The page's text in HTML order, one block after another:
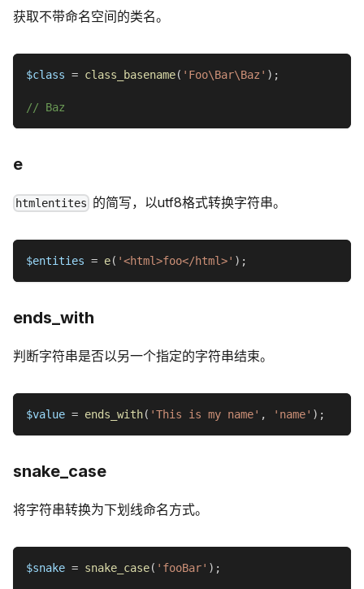
获取不带命名空间的类名。
$class = class_basename( 'Foo\Bar\Baz' ) ;
// Baz
e
htmlentites 的简写，以utf8格式转换字符串。
$entities = e( '<html>foo</html>' ) ;
ends_with
判断字符串是否以另一个指定的字符串结束。
$value = ends_with( 'This is my name' , 'name' ) ;
snake_case
将字符串转换为下划线命名方式。
$snake = snake_case( 'fooBar' ) ;